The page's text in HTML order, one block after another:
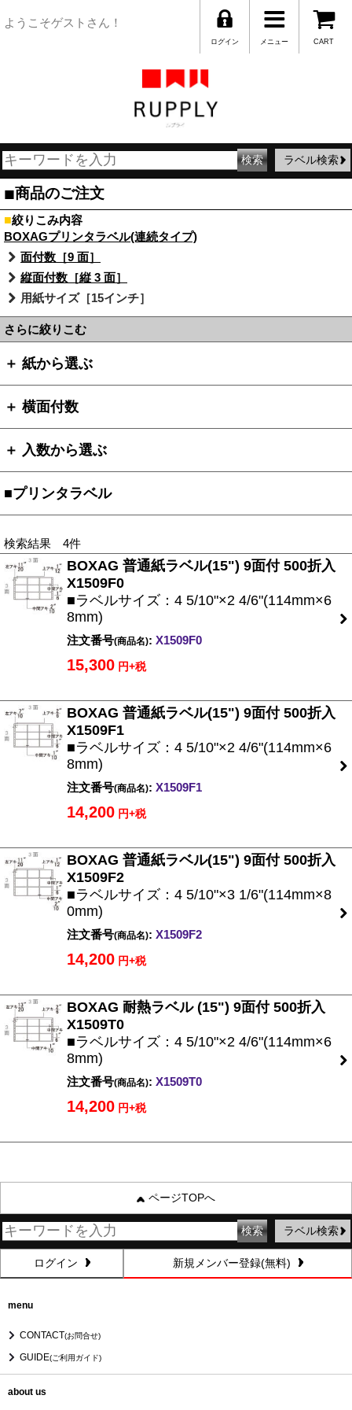
ようこそゲストさん！
CART
メニュー
ログイン
ラベル検索
■商品のご注文
■絞りこみ内容
BOXAGプリンタラベル(連続タイプ)
面付数［9 面］
縦面付数［縦 3 面］
用紙サイズ［15インチ］
さらに絞りこむ
＋ 紙から選ぶ
＋ 横面付数
＋ 入数から選ぶ
■プリンタラベル
検索結果 4件
BOXAG 普通紙ラベル(15") 9面付 500折入
X1509F0
■ラベルサイズ：4 5/10"×2 4/6"(114mm×6
8mm)
注文番号(商品名): X1509F0
15,300 円+税
BOXAG 普通紙ラベル(15") 9面付 500折入
X1509F1
■ラベルサイズ：4 5/10"×2 4/6"(114mm×6
8mm)
注文番号(商品名): X1509F1
14,200 円+税
BOXAG 普通紙ラベル(15") 9面付 500折入
X1509F2
■ラベルサイズ：4 5/10"×3 1/6"(114mm×8
0mm)
注文番号(商品名): X1509F2
14,200 円+税
BOXAG 耐熱ラベル (15") 9面付 500折入
X1509T0
■ラベルサイズ：4 5/10"×2 4/6"(114mm×6
8mm)
注文番号(商品名): X1509T0
14,200 円+税
ページTOPへ
ラベル検索
ログイン 新規メンバー登録(無料)
menu
CONTACT(お問合せ)
GUIDE(ご利用ガイド)
about us